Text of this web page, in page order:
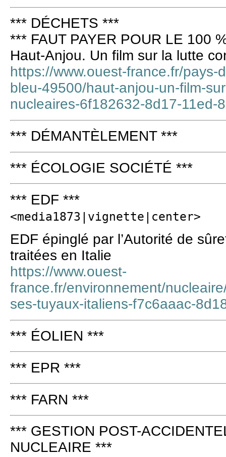
*** DÉCHETS ***
*** FAUT PAYER POUR LE 100
Haut-Anjou. Un film sur la lutte
https://www.ouest-france.fr/pays-
bleu-49500/haut-anjou-un-film-
nucleaires-6f182632-8d17-11ed-
*** DÉMANTÈLEMENT ***
*** ÉCOLOGIE SOCIÉTÉ ***
*** EDF ***
<media1873|vignette|center>
EDF épinglé par l’Autorité de
traitées en Italie
https://www.ouest-
france.fr/environnement/
ses-tuyaux-italiens-f7c6aaac-
*** ÉOLIEN ***
*** EPR ***
*** FARN ***
*** GESTION POST-
NUCLEAIRE ***